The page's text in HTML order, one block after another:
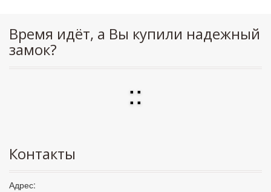
Время идёт, а Вы купили надежный
замок?
::
Контакты
Адрес: